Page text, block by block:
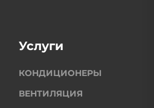
Услуги
КОНДИЦИОНЕРЫ
ВЕНТИЛЯЦИЯ